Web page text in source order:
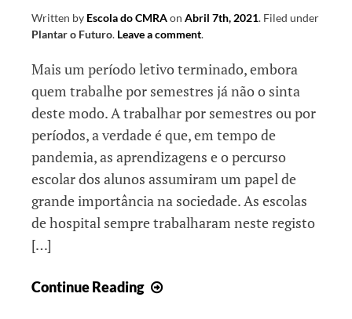
Written by Escola do CMRAon Abril 7th, 2021. Filed under
Plantar o Futuro. Leave a comment.
Mais um período letivo terminado, embora
quem trabalhe por semestres já não o sinta
deste modo. A trabalhar por semestres ou por
períodos, a verdade é que, em tempo de
pandemia, as aprendizagens e o percurso
escolar dos alunos assumiram um papel de
grande importância na sociedade. As escolas
de hospital sempre trabalharam neste registo
[…]
Continue Reading